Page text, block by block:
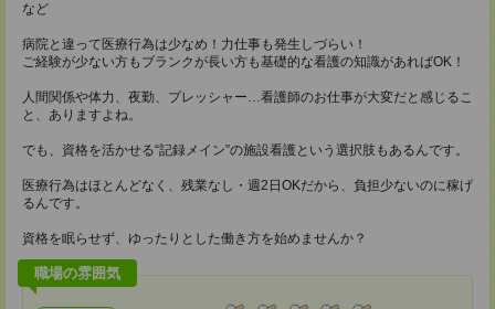
など
病院と違って医療行為は少なめ！力仕事も発生しづらい！
ご経験が少ない方もブランクが長い方も基礎的な看護の知識があればOK！
人間関係や体力、夜勤、プレッシャー…看護師のお仕事が大変だと感じるこ
と、ありますよね。
でも、資格を活かせる“記録メイン”の施設看護という選択肢もあるんです。
医療行為はほとんどなく、残業なし・週2日OKだから、負担少ないのに稼げ
るんです。
資格を眠らせず、ゆったりとした働き方を始めませんか？
職場の雰囲気